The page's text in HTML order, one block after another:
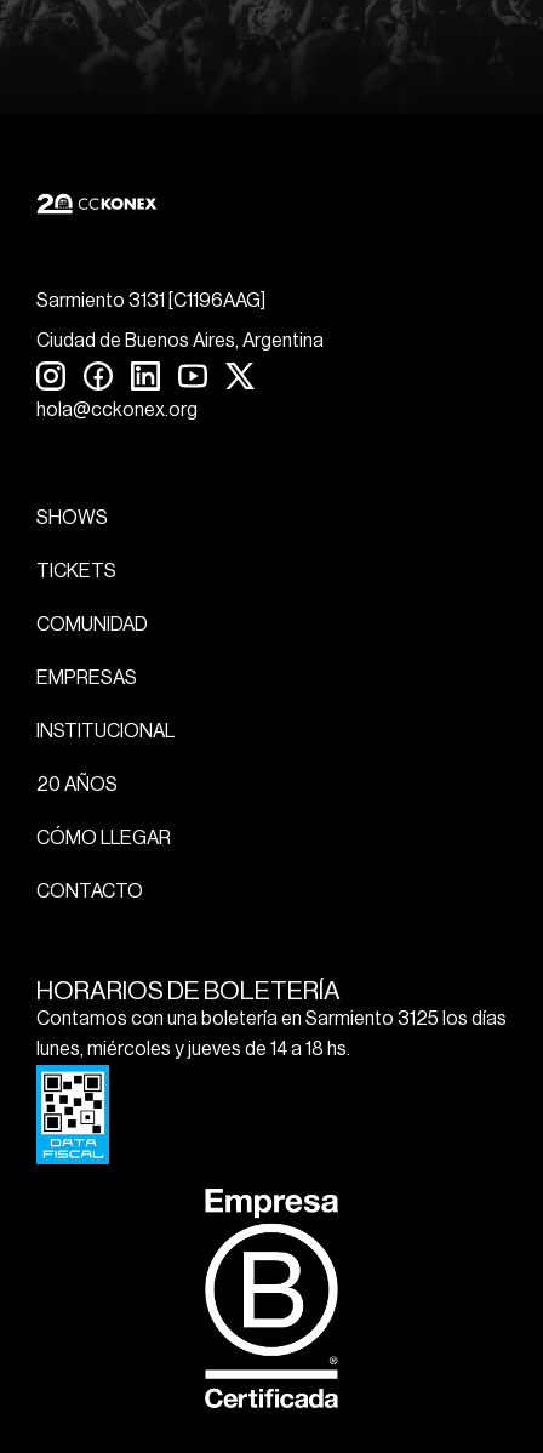
Sarmiento 3131 [C1196AAG]
Ciudad de Buenos Aires, Argentina
hola@cckonex.org
SHOWS
TICKETS
COMUNIDAD
EMPRESAS
INSTITUCIONAL
20 AÑOS
CÓMO LLEGAR
CONTACTO
HORARIOS DE BOLETERÍA
Contamos con una boletería en Sarmiento 3125 los días
lunes, miércoles y jueves de 14 a 18 hs.